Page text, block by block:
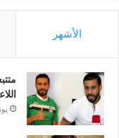
الأشهر
يونيو